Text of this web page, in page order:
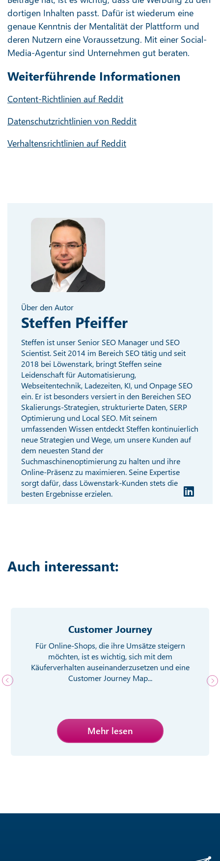
dortigen Inhalten passt. Dafür ist wiederum eine
genaue Kenntnis der Mentalität der Plattform und
deren Nutzern eine Voraussetzung. Mit einer Social-
Media-Agentur sind Unternehmen gut beraten.
Weiterführende Informationen
Content-Richtlinien auf Reddit
Datenschutzrichtlinien von Reddit
Verhaltensrichtlinien auf Reddit
Über den Autor
Steffen Pfeiffer
Steffen ist unser Senior SEO Manager und SEO
Scientist. Seit 2014 im Bereich SEO tätig und seit
2018 bei Löwenstark, bringt Steffen seine
Leidenschaft für Automatisierung,
Webseitentechnik, Ladezeiten, KI, und Onpage SEO
ein. Er ist besonders versiert in den Bereichen SEO
Skalierungs-Strategien, strukturierte Daten, SERP
Optimierung und Local SEO. Mit seinem
umfassenden Wissen entdeckt Steffen kontinuierlich
neue Strategien und Wege, um unsere Kunden auf
dem neuesten Stand der
Suchmaschinenoptimierung zu halten und ihre
Online-Präsenz zu maximieren. Seine Expertise
sorgt dafür, dass Löwenstark-Kunden stets die
besten Ergebnisse erzielen.
Auch interessant:
Customer Journey
Für Online-Shops, die ihre Umsätze steigern
möchten, ist es wichtig, sich mit dem
Käuferverhalten auseinanderzusetzen und eine
Customer Journey Map...
Mehr lesen